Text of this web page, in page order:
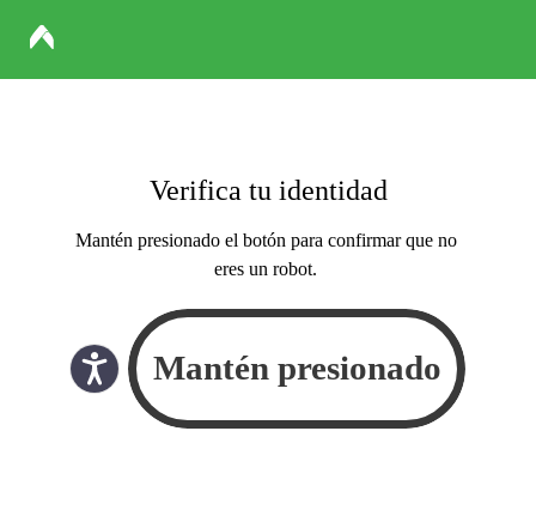
Verifica tu identidad
Mantén presionado el botón para confirmar que no
eres un robot.